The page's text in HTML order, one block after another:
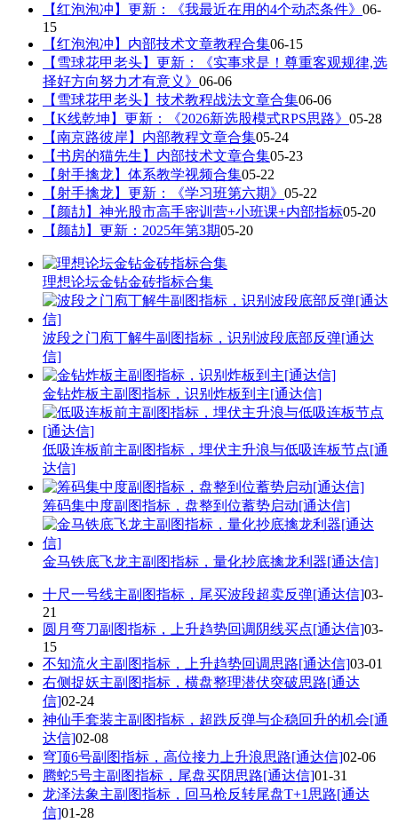
【红泡泡冲】更新：《我最近在用的4个动态条件》 06-
15
【红泡泡冲】内部技术文章教程合集06-15
【雪球花甲老头】更新：《实事求是！尊重客观规律,选
择好方向努力才有意义》 06-06
【雪球花甲老头】技术教程战法文章合集06-06
【K线乾坤】更新：《2026新选股模式RPS思路》 05-28
【南京路彼岸】内部教程文章合集05-24
【书房的猫先生】内部技术文章合集05-23
【射手擒龙】体系教学视频合集05-22
【射手擒龙】更新：《学习班第六期》 05-22
【颜劼】神光股市高手密训营+小班课+内部指标05-20
【颜劼】更新：2025年第3期05-20
理想论坛金钻金砖指标合集
波段之门庖丁解牛副图指标，识别波段底部反弹[通达
信]
金钻炸板主副图指标，识别炸板到主[通达信]
低吸连板前主副图指标，埋伏主升浪与低吸连板节点[通
达信]
筹码集中度副图指标，盘整到位蓄势启动[通达信]
金马铁底飞龙主副图指标，量化抄底擒龙利器[通达信]
十尺一号线主副图指标，尾买波段超卖反弹[通达信]03-
21
圆月弯刀副图指标，上升趋势回调阴线买点[通达信]03-
15
不知流火主副图指标，上升趋势回调思路[通达信]03-01
右侧捉妖主副图指标，横盘整理潜伏突破思路[通达
信]02-24
神仙手套装主副图指标，超跌反弹与企稳回升的机会[通
达信]02-08
穹顶6号副图指标，高位接力上升浪思路[通达信]02-06
腾蛇5号主副图指标，尾盘买阴思路[通达信]01-31
龙泽法象主副图指标，回马枪反转尾盘T+1思路[通达
信]01-28